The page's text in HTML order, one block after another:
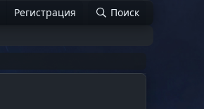
Регистрация Поиск